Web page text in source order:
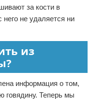
за кости в
не удаляется ни
из
информация о том,
говядину. Теперь мы